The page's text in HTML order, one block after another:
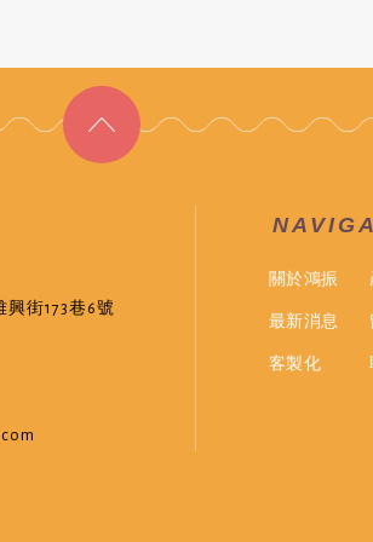
街173巷6號
關於鴻振
最新消息
客製化